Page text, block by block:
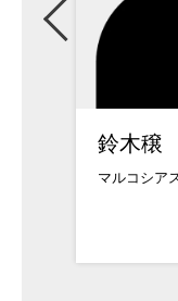
鈴木穣
マルコシア